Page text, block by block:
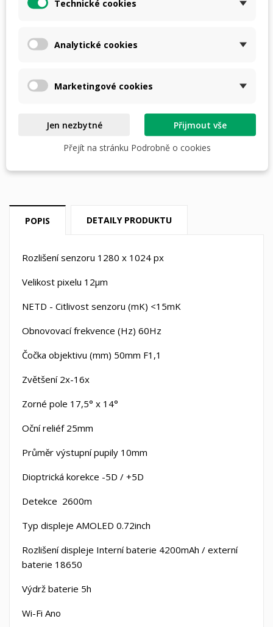
 skladem do 3 dnů
POPIS DETAILY PRODUKTU
Rozlišení senzoru 1280 x 1024 px
Velikost pixelu 12µm
NETD - Citlivost senzoru (mK) <15mK
Obnovovací frekvence (Hz) 60Hz
Čočka objektivu (mm) 50mm F1,1
Zvětšení 2x-16x
Zorné pole 17,5° x 14°
Oční reliéf 25mm
Průměr výstupní pupily 10mm
Dioptrická korekce -5D / +5D
Detekce 2600m
Typ displeje AMOLED 0.72inch
Rozlišení displeje Interní baterie 4200mAh / externí
baterie 18650
Výdrž baterie 5h
Wi-Fi Ano
Technické cookies
Analytické cookies
Marketingové cookies
Jen nezbytné
Přijmout vše
Přejít na stránku Podrobně o cookies